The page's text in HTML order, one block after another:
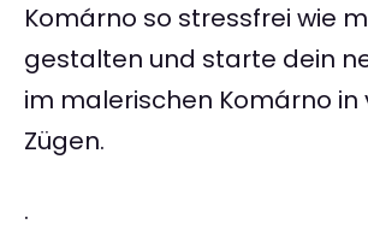
Komárno so stressfrei wie
gestalten und starte dein
im malerischen Komárno in
Zügen.
.